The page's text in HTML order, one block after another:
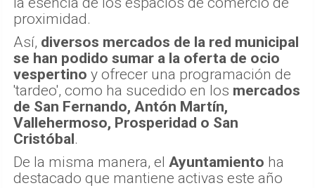
proximidad.
Así, diversos mercados de la red municipal
se han podido sumar a la oferta de ocio
vespertino y ofrecer una programación de
'tardeo', como ha sucedido en los mercados
de San Fernando, Antón Martín,
Vallehermoso, Prosperidad o San
Cristóbal.
De la misma manera, el Ayuntamiento ha
destacado que mantiene activas este año